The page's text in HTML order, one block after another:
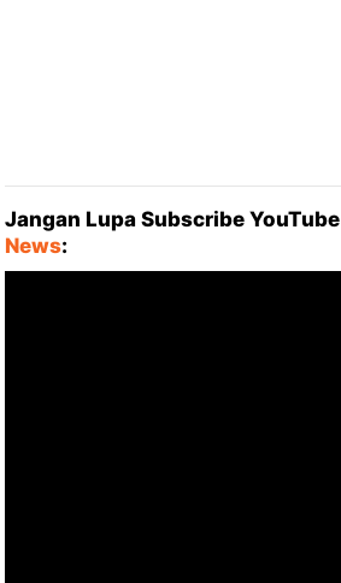
Jangan Lupa Subscribe YouTube
News: